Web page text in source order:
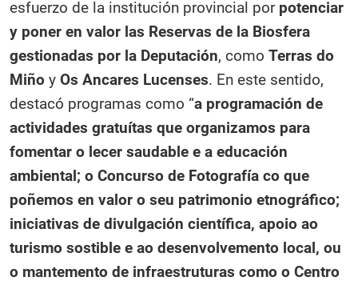
esfuerzo de la institución provincial por potenciar
y poner en valor las Reservas de la Biosfera
gestionadas por la Deputación, como Terras do
Miño y Os Ancares Lucenses. En este sentido,
destacó programas como “a programación de
actividades gratuítas que organizamos para
fomentar o lecer saudable e a educación
ambiental; o Concurso de Fotografía co que
poñemos en valor o seu patrimonio etnográfico;
iniciativas de divulgación científica, apoio ao
turismo sostible e ao desenvolvemento local, ou
o mantemento de infraestruturas como o Centro